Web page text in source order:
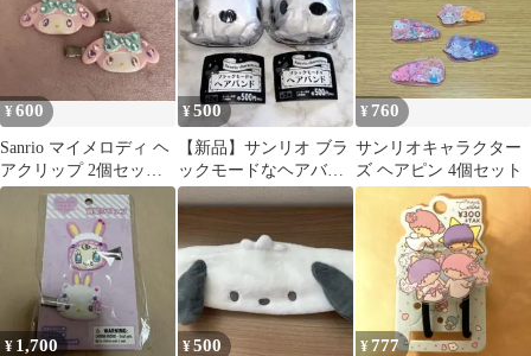
¥600
Sanrio マイメロディ ヘ
アクリップ 2個セッ
ト デコあり
¥500
【新品】サンリオ ブラ
ックモードなヘアバン
ド ポチャッコ 2個
¥ 760
サンリオキャラクター
ズ ヘアピン 4個セット
¥ 1,700 ¥500 ¥777